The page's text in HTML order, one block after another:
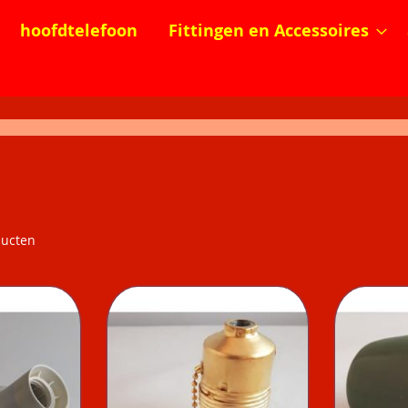
hoofdtelefoon Fittingen en Accessoires